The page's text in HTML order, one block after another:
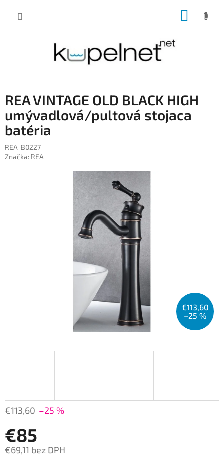
REA VINTAGE OLD BLACK HIGH
umývadlová/pultová stojaca
batéria
REA-B0227
Značka: REA
€113,60
–25 %
€113,60 –25 %
€85
€69,11 bez DPH